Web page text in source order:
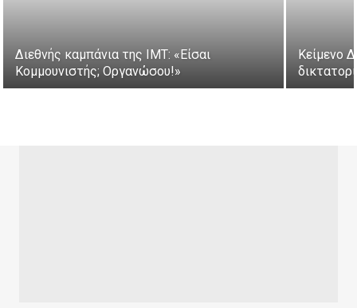
Διεθνής καμπάνια της IMT: «Είσαι
Κομμουνιστής; Οργανώσου!»
Κείμενο